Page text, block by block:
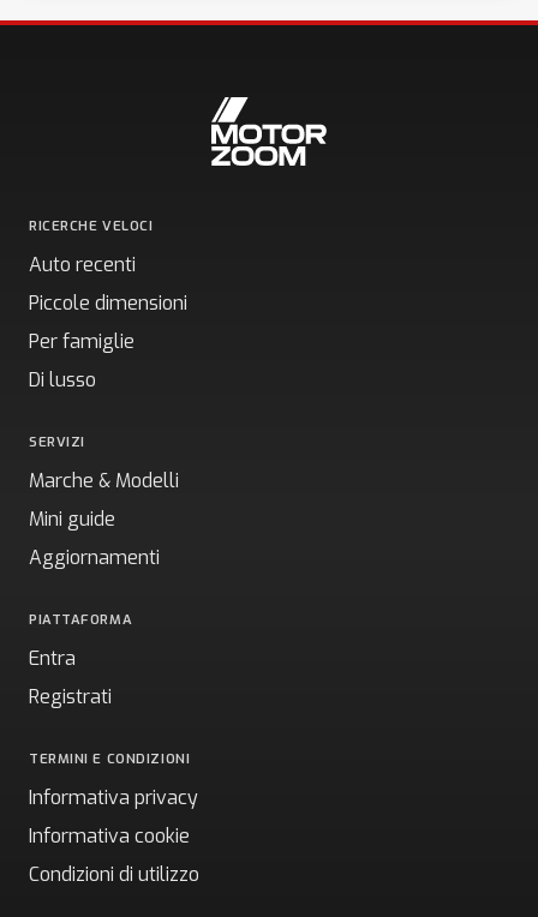
RICERCHE VELOCI
Auto recenti
Piccole dimensioni
Per famiglie
Di lusso
SERVIZI
Marche & Modelli
Mini guide
Aggiornamenti
PIATTAFORMA
Entra
Registrati
TERMINI E CONDIZIONI
Informativa privacy
Informativa cookie
Condizioni di utilizzo